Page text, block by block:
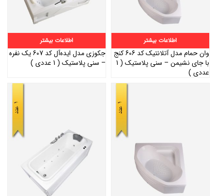
اطلاعات بیشتر
وان حمام مدل آتلانتیک کد 606 کنج
با جای نشیمن – سنی پلاستیک ( 1
عددی )
اطلاعات بیشتر
جکوزی مدل ایده‌آل کد 607 یک نفره
– سنی پلاستیک ( 1 عددی )